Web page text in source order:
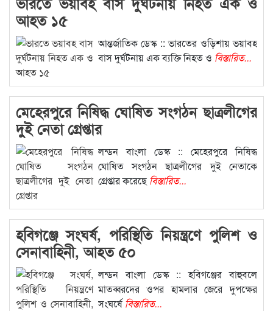
আহত ১৫
আন্তর্জাতিক ডেস্ক :: ভারতের ওড়িশায় ভয়াবহ
বাস দুর্ঘটনায় এক ব্যক্তি নিহত ও বিস্তারিত...
মেহেরপুরে নিষিদ্ধ ঘোষিত সংগঠন ছাত্রলীগের
দুই নেতা গ্রেপ্তার
লন্ডন বাংলা ডেস্ক :: মেহেরপুরে নিষিদ্ধ
ঘোষিত সংগঠন ছাত্রলীগের দুই নেতাকে
গ্রেপ্তার করেছে বিস্তারিত...
হবিগঞ্জে সংঘর্ষ, পরিস্থিতি নিয়ন্ত্রণে পুলিশ ও
সেনাবাহিনী, আহত ৫০
লন্ডন বাংলা ডেস্ক :: হবিগঞ্জের বাহুবলে
মাতব্বরদের ওপর হামলার জেরে দুপক্ষের
সংঘর্ষেবিস্তারিত...